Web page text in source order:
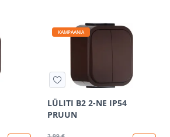
KAMPAANIA
LÜLITI B2 2-NE IP54
PRUUN